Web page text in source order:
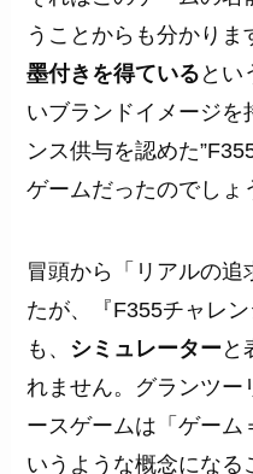
うことからも分かりま
墨付きを得ている とい
いブランドイメージを
ンス供与を認めた
ゲームだったのでしょ
冒頭から「リアルの追
たが、『F355チャレ
も、 シミュレーターと
れません。グランツー
ースゲームは「ゲーム
いうような概念になる